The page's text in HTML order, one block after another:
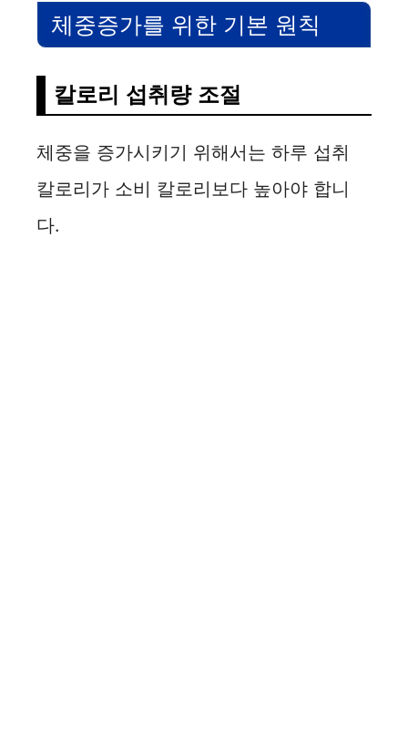
체중증가를 위한 기본 원칙
칼로리 섭취량 조절
체중을 증가시키기 위해서는 하루 섭취
칼로리가 소비 칼로리보다 높아야 합니
다.